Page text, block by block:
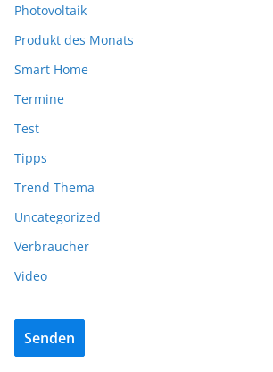
Photovoltaik
Produkt des Monats
Smart Home
Termine
Test
Tipps
Trend Thema
Uncategorized
Verbraucher
Video
Senden